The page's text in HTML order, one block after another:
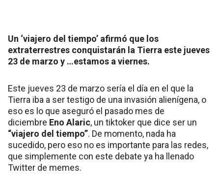
Un ‘viajero del tiempo’ afirmó que los
extraterrestres conquistarán la Tierra este jueves
23 de marzo y …estamos a viernes.
Este jueves 23 de marzo sería el día en el que la
Tierra iba a ser testigo de una invasión alienígena, o
eso es lo que aseguró el pasado mes de
diciembre Eno Alaric, un tiktoker que dice ser un
“viajero del tiempo”. De momento, nada ha
sucedido, pero eso no es importante para las redes,
que simplemente con este debate ya ha llenado
Twitter de memes.